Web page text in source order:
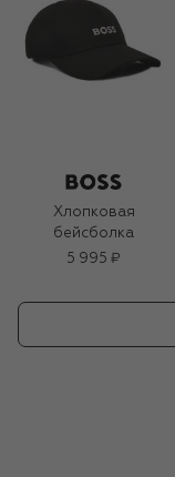
Хлопковая
бейсболка
5 995 ₽